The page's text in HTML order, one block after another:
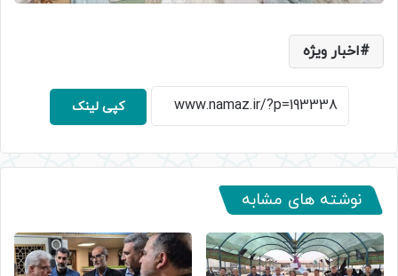
اخبار ویژه
کپی لینک
نوشته های مشابه